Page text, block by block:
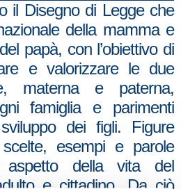
il Disegno di Legge che
della mamma e
papà, con l’obiettivo di
e valorizzare le due
materna e paterna,
famiglia e parimenti
dei figli. Figure
esempi e parole
aspetto della vita del
e cittadino. Da ciò